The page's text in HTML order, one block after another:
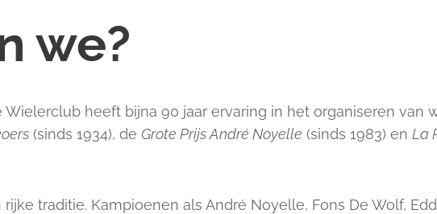
we?
Wielerclub heeft bijna 90 jaar ervaring in het organiseren van
(sinds 1934), de Grote Prijs André Noyelle (sinds 1983) en La
traditie. Kampioenen als André Noyelle, Fons De Wolf,